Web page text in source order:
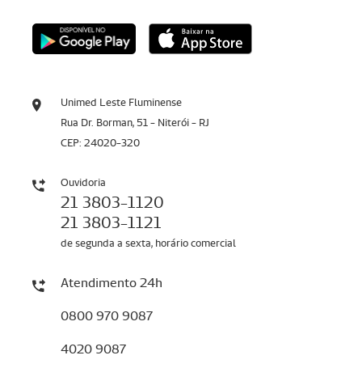
Unimed Leste Fluminense
Rua Dr. Borman, 51 - Niterói - RJ
CEP: 24020-320
Ouvidoria
21 3803-1120
21 3803-1121
de segunda a sexta, horário comercial
Atendimento 24h
0800 970 9087
4020 9087